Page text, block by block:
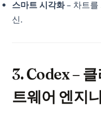
이 도구들로 ChatGPT 메모
인턴GPT: ChatGPT와 점 이
챗GPT에서 GPT은 무엇을
코딩에 ChatGPT 사용 방법
Python subprocess: Run
(Complete Guide)
Python zip() Function:
Python 가상 환경: venv,
Python 노트북: 데이터 과
스마트 시각화– 차트를
신.
3. Codex –
트웨어 엔지